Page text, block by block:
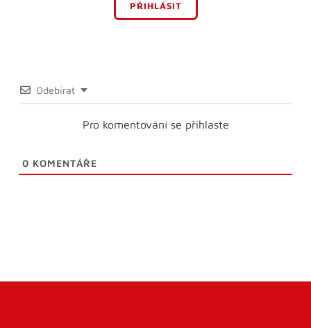
PŘIHLÁSIT
Odebírat
Pro komentování se přihlaste
0 KOMENTÁŘE